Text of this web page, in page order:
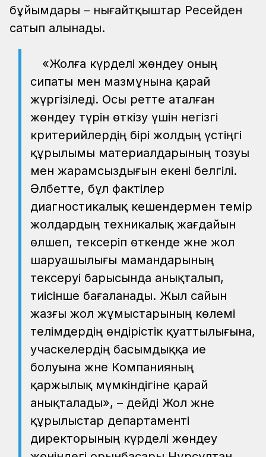
бұйымдары – нығайтқыштар Ресейден
сатып алынады.
«Жолға күрделі жөндеу оның
сипаты мен мазмұнына қарай
жүргізіледі. Осы ретте аталған
жөндеу түрін өткізу үшін негізгі
критерийлердің бірі жолдың үстіңгі
құрылымы материалдарының тозуы
мен жарамсыздығын екені белгілі.
Әлбетте, бұл фактілер
диагностикалық кешендермен темір
жолдардың техникалық жағдайын
өлшеп, тексеріп өткенде және жол
шаруашылығы мамандарының
тексеруі барысында анықталып,
тиісінше бағаланады. Жыл сайын
жазғы жол жұмыстарының көлемі
телімдердің өндірістік қуаттылығына,
учаскелердің басымдыққа ие
болуына және Компанияның
қаржылық мүмкіндігіне қарай
анықталады», – дейді Жол және
құрылыстар департаменті
директорының күрделі жөндеу